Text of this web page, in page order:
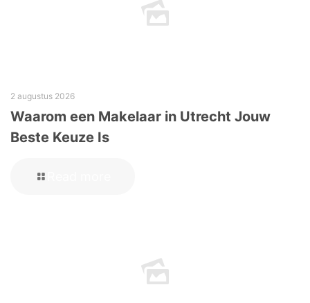
2 augustus 2026
Waarom een Makelaar in Utrecht Jouw
Beste Keuze Is